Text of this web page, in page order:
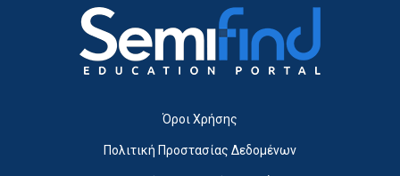
Όροι Χρήσης
Πολιτική Προστασίας Δεδομένων